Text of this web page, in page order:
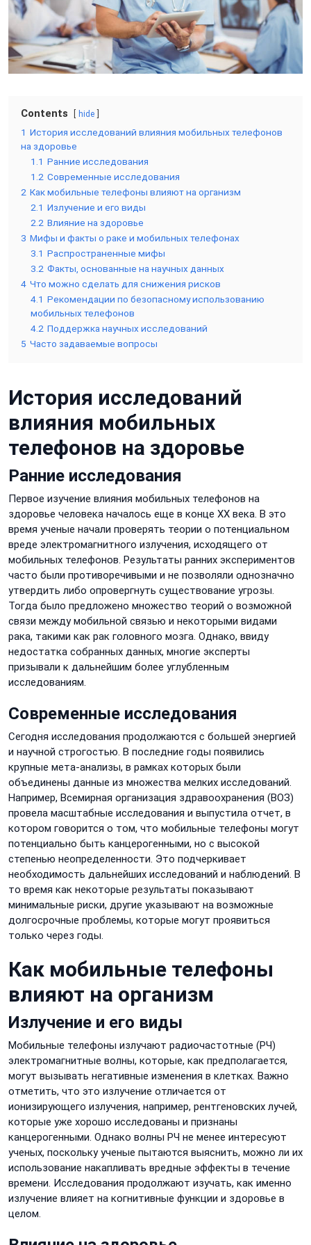
Contents hide
1 История исследований влияния мобильных телефонов
на здоровье
1.1 Ранние исследования
1.2 Современные исследования
2 Как мобильные телефоны влияют на организм
2.1 Излучение и его виды
2.2 Влияние на здоровье
3 Мифы и факты о раке и мобильных телефонах
3.1 Распространенные мифы
3.2 Факты, основанные на научных данных
4 Что можно сделать для снижения рисков
4.1 Рекомендации по безопасному использованию
мобильных телефонов
4.2 Поддержка научных исследований
5 Часто задаваемые вопросы
История исследований
влияния мобильных
телефонов на здоровье
Ранние исследования
Первое изучение влияния мобильных телефонов на
здоровье человека началось еще в конце XX века. В это
время ученые начали проверять теории о потенциальном
вреде электромагнитного излучения, исходящего от
мобильных телефонов. Результаты ранних экспериментов
часто были противоречивыми и не позволяли однозначно
утвердить либо опровергнуть существование угрозы.
Тогда было предложено множество теорий о возможной
связи между мобильной связью и некоторыми видами
рака, такими как рак головного мозга. Однако, ввиду
недостатка собранных данных, многие эксперты
призывали к дальнейшим более углубленным
исследованиям.
Современные исследования
Сегодня исследования продолжаются с большей энергией
и научной строгостью. В последние годы появились
крупные мета-анализы, в рамках которых были
объединены данные из множества мелких исследований.
Например, Всемирная организация здравоохранения (ВОЗ)
провела масштабные исследования и выпустила отчет, в
котором говорится о том, что мобильные телефоны могут
потенциально быть канцерогенными, но с высокой
степенью неопределенности. Это подчеркивает
необходимость дальнейших исследований и наблюдений. В
то время как некоторые результаты показывают
минимальные риски, другие указывают на возможные
долгосрочные проблемы, которые могут проявиться
только через годы.
Как мобильные телефоны
влияют на организм
Излучение и его виды
Мобильные телефоны излучают радиочастотные (РЧ)
электромагнитные волны, которые, как предполагается,
могут вызывать негативные изменения в клетках. Важно
отметить, что это излучение отличается от
ионизирующего излучения, например, рентгеновских лучей,
которые уже хорошо исследованы и признаны
канцерогенными. Однако волны РЧ не менее интересуют
ученых, поскольку ученые пытаются выяснить, можно ли их
использование накапливать вредные эффекты в течение
времени. Исследования продолжают изучать, как именно
излучение влияет на когнитивные функции и здоровье в
целом.